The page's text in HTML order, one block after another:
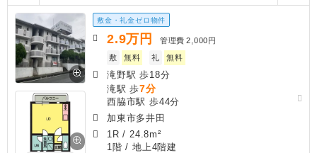
敷金・礼金ゼロ物件
2.9万円 管理費 2,000円
敷
無料 礼 無料
滝野駅 歩18分
滝駅 歩7分
西脇市駅 歩44分
加東市多井田
1R / 24.8m²
1階 / 地上4階建